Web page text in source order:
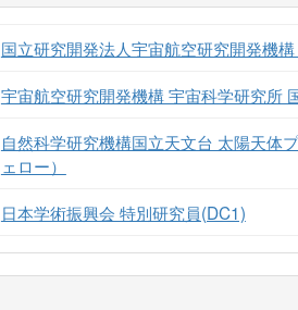
国立研究開発法人宇宙航空研究開発機
宇宙航空研究開発機構 宇宙科学研究所
自然科学研究機構国立天文台 太陽天体
ェロー）
日本学術振興会 特別研究員(DC1)